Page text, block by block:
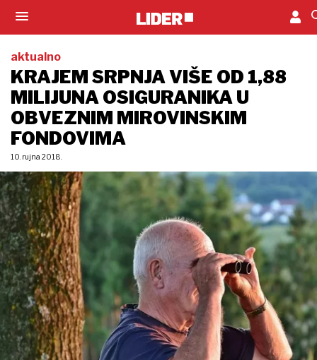
aktualno
KRAJEM SRPNJA VIŠE OD 1,88
MILIJUNA OSIGURANIKA U
OBVEZNIM MIROVINSKIM
FONDOVIMA
10. rujna 2018.